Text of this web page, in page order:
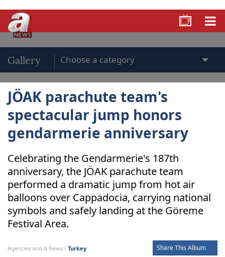
Gallery
JÖAK parachute team's
spectacular jump honors
gendarmerie anniversary
Celebrating the Gendarmerie's 187th
anniversary, the JÖAK parachute team
performed a dramatic jump from hot air
balloons over Cappadocia, carrying national
symbols and safely landing at the Göreme
Festival Area.
Agencies and A News / Turkey Share This Album